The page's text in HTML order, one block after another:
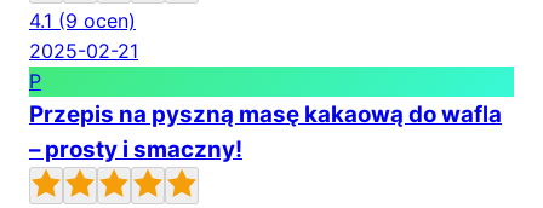
4.1 (9 ocen)
2025-02-21
P
Przepis na pyszną masę kakaową do wafla
– prosty i smaczny!